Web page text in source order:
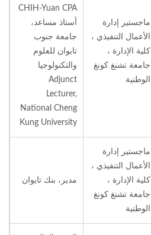
ماجستير إدارة
الأعمال التنفيذي ،
كلية الإدارة ،
جامعة تشنغ كونغ
الوطنية
CHIH-Yuan CPA
أستاذ مساعد،
جامعة جنوب
تايوان للعلوم
والتكنولوجيا
Adjunct
Lecturer,
National Cheng
Kung University
ماجستير إدارة
الأعمال التنفيذي ،
كلية الإدارة ،
جامعة تشنغ كونغ
الوطنية
مدير، بنك تايوان